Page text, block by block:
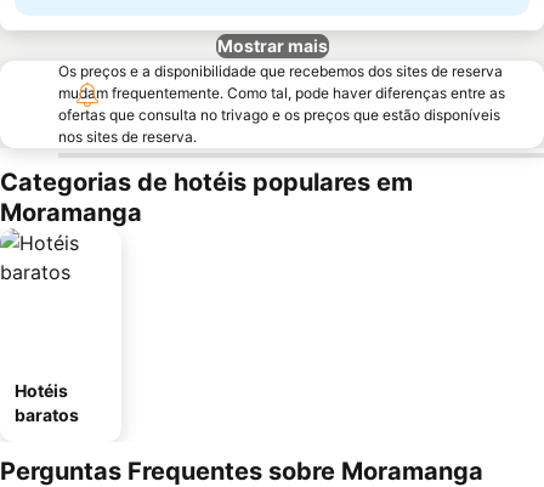
Mostrar mais
Os preços e a disponibilidade que recebemos dos sites de reserva
mudam frequentemente. Como tal, pode haver diferenças entre as
ofertas que consulta no trivago e os preços que estão disponíveis
nos sites de reserva.
Categorias de hotéis populares em
Moramanga
Hotéis
baratos
Perguntas Frequentes sobre Moramanga